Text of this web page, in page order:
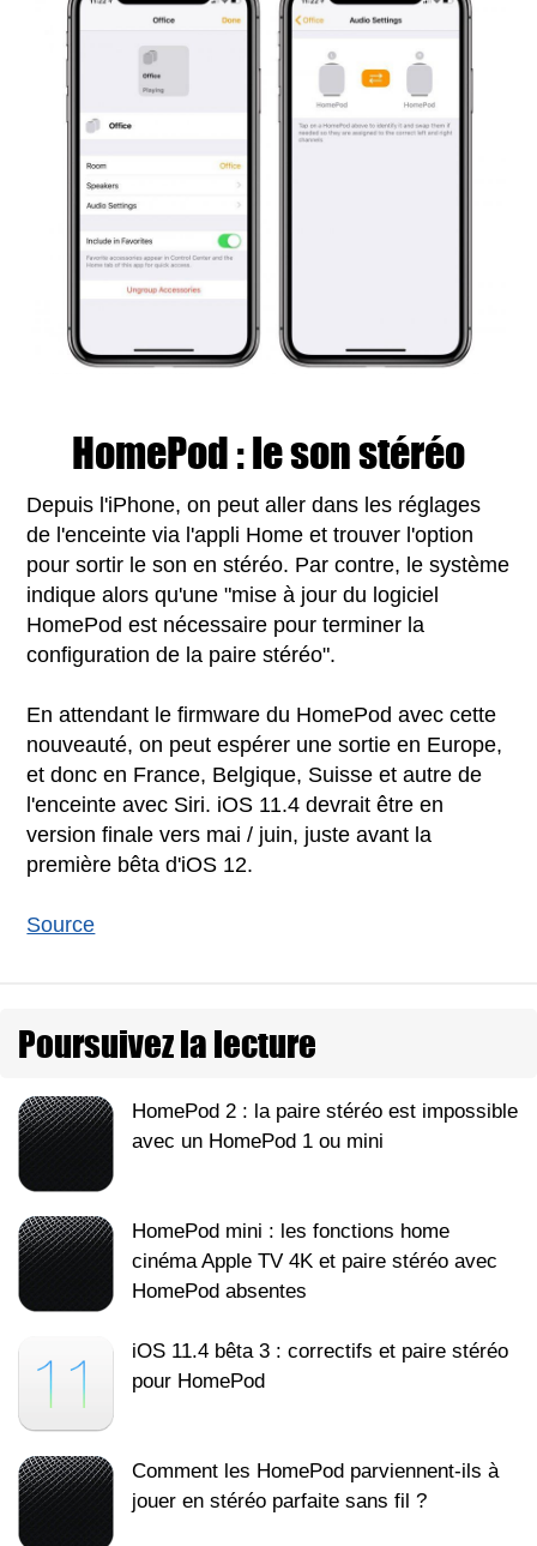
HomePod : le son stéréo
Depuis l'iPhone, on peut aller dans les réglages
de l'enceinte via l'appli Home et trouver l'option
pour sortir le son en stéréo. Par contre, le système
indique alors qu'une "mise à jour du logiciel
HomePod est nécessaire pour terminer la
configuration de la paire stéréo".
En attendant le firmware du HomePod avec cette
nouveauté, on peut espérer une sortie en Europe,
et donc en France, Belgique, Suisse et autre de
l'enceinte avec Siri. iOS 11.4 devrait être en
version finale vers mai / juin, juste avant la
première bêta d'iOS 12.
Source
Poursuivez la lecture
HomePod 2 : la paire stéréo est impossible
avec un HomePod 1 ou mini
HomePod mini : les fonctions home
cinéma Apple TV 4K et paire stéréo avec
HomePod absentes
iOS 11.4 bêta 3 : correctifs et paire stéréo
pour HomePod
Comment les HomePod parviennent-ils à
jouer en stéréo parfaite sans fil ?